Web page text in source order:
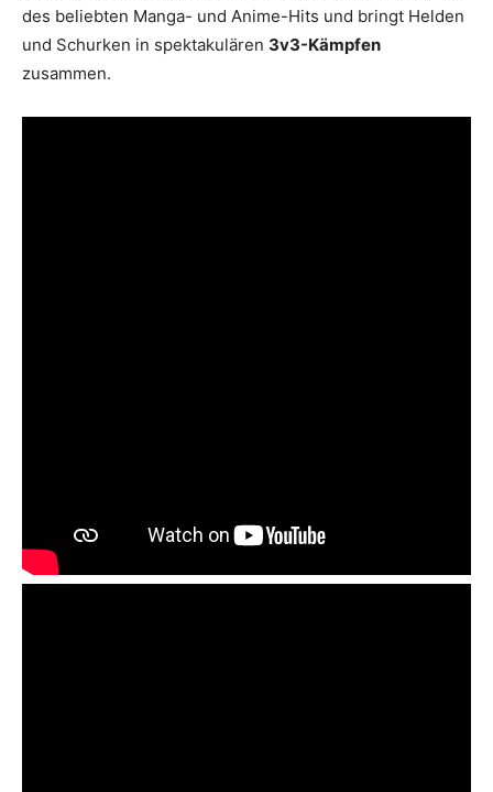
des beliebten Manga- und Anime-Hits und bringt Helden
und Schurken in spektakulären 3v3-Kämpfen
zusammen.